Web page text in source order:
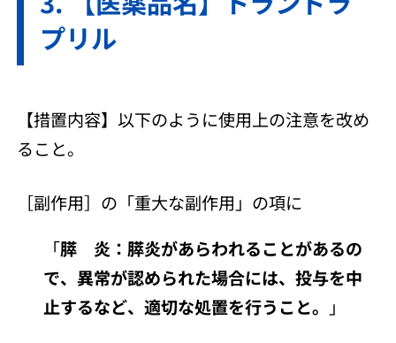
プリル
【措置内容】以下のように使用上の注意を改め
ること。
［副作用］の「重大な副作用」の項に
「膵 炎：膵炎があらわれることがあるの
で、異常が認められた場合には、投与を中
止するなど、適切な処置を行うこと。
」